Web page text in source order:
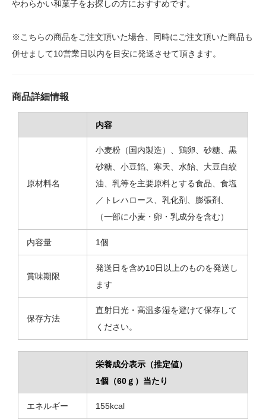
やわらかい和菓子をお探しの方におすすめです。
※こちらの商品をご注文頂いた場合、同時にご注文頂いた商品も
併せまして10営業日以内を目安に発送させて頂きます。
商品詳細情報
内容
原材料名
小麦粉（国内製造）、鶏卵、砂糖、黒
砂糖、小豆餡、寒天、水飴、大豆白絞
油、乳等を主要原料とする食品、食塩
／トレハロース、乳化剤、膨張剤、
（一部に小麦・卵・乳成分を含む）
内容量 1個
賞味期限
発送日を含め10日以上のものを発送し
ます
保存方法
直射日光・高温多湿を避けて保存して
ください。
栄養成分表示（推定値）
1個（60ｇ）当たり
エネルギー 155kcal